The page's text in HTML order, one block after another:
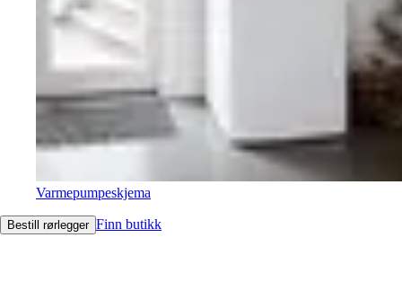
Varmepumpeskjema
Bestill rørlegger Finn butikk